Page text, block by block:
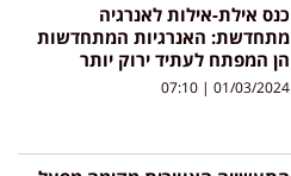
כנס אילת-אילות לאנרגיה
מתחדשת: האנרגיות המתחדשות
הן המפתח לעתיד ירוק יותר
01/03/2024